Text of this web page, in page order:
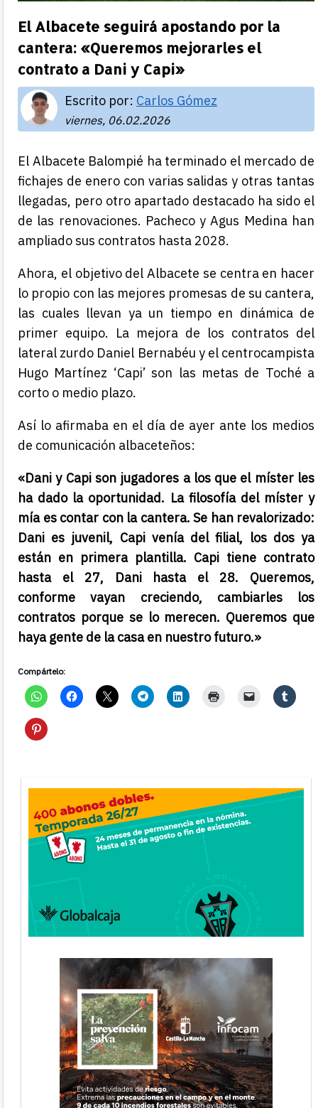
El Albacete seguirá apostando por la
cantera: «Queremos mejorarles el
contrato a Dani y Capi»
Escrito por: Carlos Gómez
viernes, 06.02.2026
El Albacete Balompié ha terminado el mercado de
fichajes de enero con varias salidas y otras tantas
llegadas, pero otro apartado destacado ha sido el
de las renovaciones. Pacheco y Agus Medina han
ampliado sus contratos hasta 2028.
Ahora, el objetivo del Albacete se centra en hacer
lo propio con las mejores promesas de su cantera,
las cuales llevan ya un tiempo en dinámica de
primer equipo. La mejora de los contratos del
lateral zurdo Daniel Bernabéu y el centrocampista
Hugo Martínez ‘Capi’ son las metas de Toché a
corto o medio plazo.
Así lo afirmaba en el día de ayer ante los medios
de comunicación albaceteños:
«Dani y Capi son jugadores a los que el míster les
ha dado la oportunidad. La filosofía del míster y
mía es contar con la cantera. Se han revalorizado:
Dani es juvenil, Capi venía del filial, los dos ya
están en primera plantilla. Capi tiene contrato
hasta el 27, Dani hasta el 28. Queremos,
conforme vayan creciendo, cambiarles los
contratos porque se lo merecen. Queremos que
haya gente de la casa en nuestro futuro.»
Compártelo: